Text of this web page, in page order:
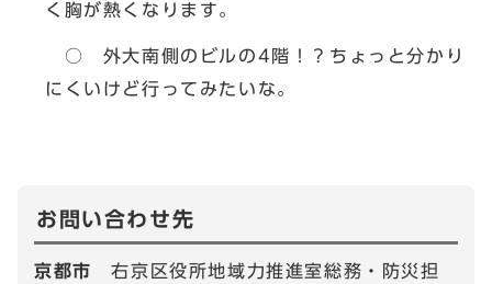
く胸が熱くなります。
○ 外大南側のビルの4階！？ちょっと分かり
にくいけど行ってみたいな。
お問い合わせ先
京都市右京区役所地域力推進室総務・防災担